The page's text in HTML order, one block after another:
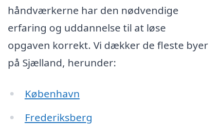
håndværkerne har den nødvendige
erfaring og uddannelse til at løse
opgaven korrekt. Vi dækker de fleste byer
på Sjælland, herunder:
København
Frederiksberg